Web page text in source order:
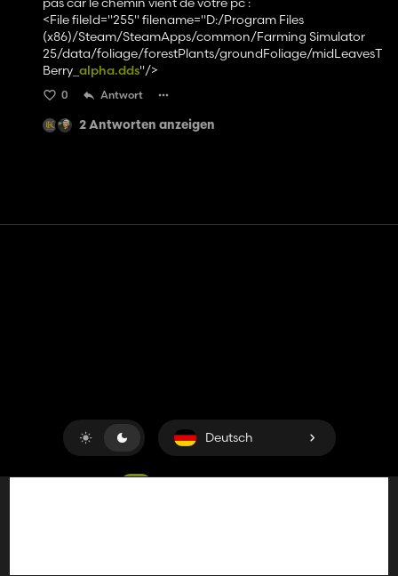
<File fileId="255" filename="D:/Program Files
(x86)/Steam/SteamApps/common/Farming Simulator
25/data/foliage/forestPlants/groundFoliage/midLeavesT
Berry_ alpha.dds"/>
0 Antwort
2 Antworten anzeigen
Deutsch